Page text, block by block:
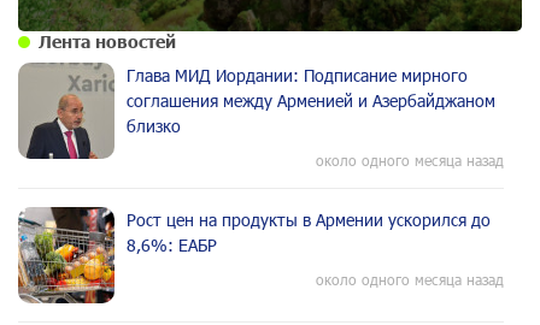
Лента новостей
Глава МИД Иордании: Подписание мирного
соглашения между Арменией и Азербайджаном
близко
около одного месяца назад
Рост цен на продукты в Армении ускорился до
8,6%: ЕАБР
около одного месяца назад